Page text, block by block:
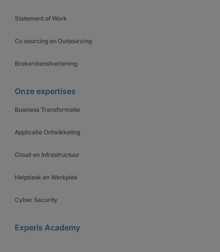
Statement of Work
Co sourcing en Outsourcing
Brokerdienstverlening
Onze expertises
Business Transformatie
Applicatie Ontwikkeling
Cloud en Infrastructuur
Helpdesk en Werkplek
Cyber Security
Experis Academy